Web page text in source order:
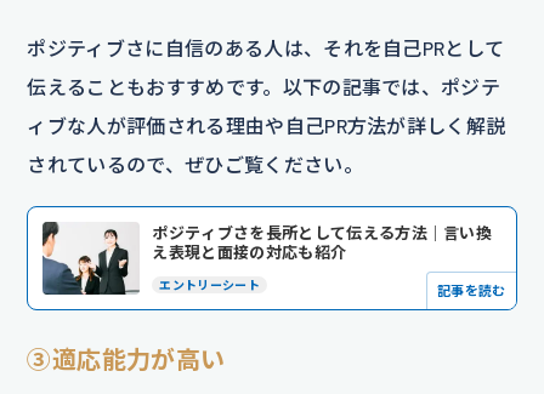
ポジティブさに自信のある人は、それを自己PRとして
伝えることもおすすめです。以下の記事では、ポジテ
ィブな人が評価される理由や自己PR方法が詳しく解説
されているので、ぜひご覧ください。
ポジティブさを長所として伝える方法｜言い換
え表現と面接の対応も紹介
エントリーシート 記事を読む
③適応能力が高い